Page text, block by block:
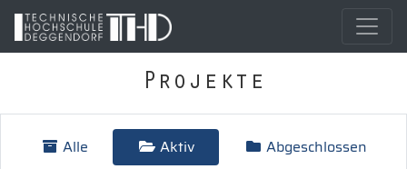
Projekte
Alle Aktiv Abgeschlossen